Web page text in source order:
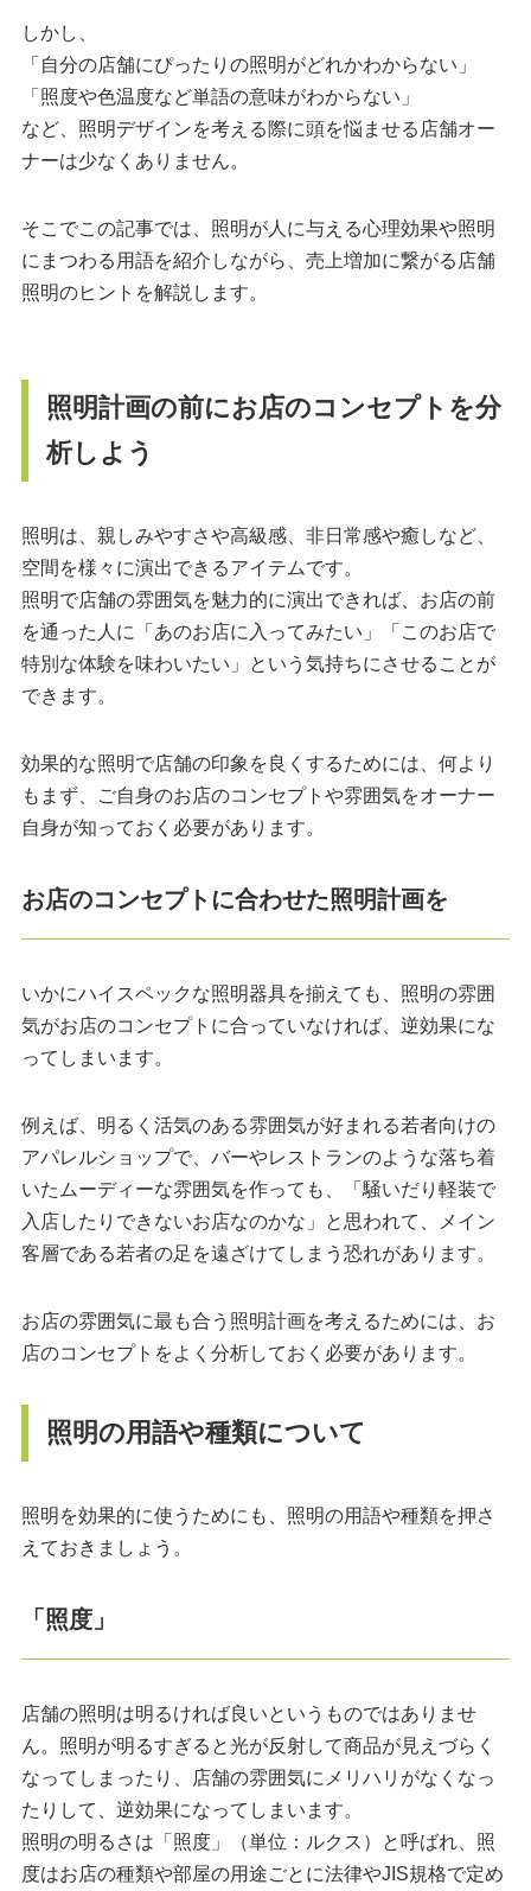
しかし、
「自分の店舗にぴったりの照明がどれかわからない」
「照度や色温度など単語の意味がわからない」
など、照明デザインを考える際に頭を悩ませる店舗オー
ナーは少なくありません。
そこでこの記事では、照明が人に与える心理効果や照明
にまつわる用語を紹介しながら、売上増加に繋がる店舗
照明のヒントを解説します。
照明計画の前にお店のコンセプトを分
析しよう
照明は、親しみやすさや高級感、非日常感や癒しなど、
空間を様々に演出できるアイテムです。
照明で店舗の雰囲気を魅力的に演出できれば、お店の前
を通った人に「あのお店に入ってみたい」「このお店で
特別な体験を味わいたい」という気持ちにさせることが
できます。
効果的な照明で店舗の印象を良くするためには、何より
もまず、ご自身のお店のコンセプトや雰囲気をオーナー
自身が知っておく必要があります。
お店のコンセプトに合わせた照明計画を
いかにハイスペックな照明器具を揃えても、照明の雰囲
気がお店のコンセプトに合っていなければ、逆効果にな
ってしまいます。
例えば、明るく活気のある雰囲気が好まれる若者向けの
アパレルショップで、バーやレストランのような落ち着
いたムーディーな雰囲気を作っても、「騒いだり軽装で
入店したりできないお店なのかな」と思われて、メイン
客層である若者の足を遠ざけてしまう恐れがあります。
お店の雰囲気に最も合う照明計画を考えるためには、お
店のコンセプトをよく分析しておく必要があります。
照明の用語や種類について
照明を効果的に使うためにも、照明の用語や種類を押さ
えておきましょう。
「照度」
店舗の照明は明るければ良いというものではありませ
ん。照明が明るすぎると光が反射して商品が見えづらく
なってしまったり、店舗の雰囲気にメリハリがなくなっ
たりして、逆効果になってしまいます。
照明の明るさは「照度」（単位：ルクス）と呼ばれ、照
度はお店の種類や部屋の用途ごとに法律やJIS規格で定め